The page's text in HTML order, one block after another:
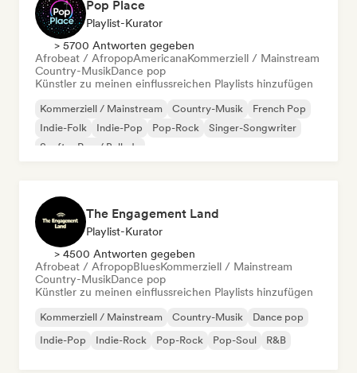
Pop Place
Playlist-Kurator
> 5700 Antworten gegeben
Afrobeat / AfropopAmericanaKommerziell / Mainstream
Country-MusikDance pop
Künstler zu meinen einflussreichen Playlists hinzufügen
Kommerziell / Mainstream Country-Musik
French Pop
Indie-Folk
Indie-Pop Pop-Rock
Singer-Songwriter
Sanfter Pop / Ballade
The Engagement Land
Playlist-Kurator
> 4500 Antworten gegeben
Afrobeat / AfropopBluesKommerziell / Mainstream
Country-MusikDance pop
Künstler zu meinen einflussreichen Playlists hinzufügen
Kommerziell / Mainstream Country-Musik
Dance pop
Indie-Pop
Indie-Rock Pop-Rock Pop-Soul R&B